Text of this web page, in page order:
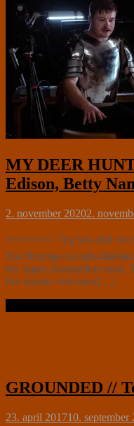
MY DEER
Edison, Betty
2. november 20202.
⭐⭐⭐⭐⭐⭐ ”Jeg har altid
Tue Bierings
der ingen skuespillere
fire danske veteraner[…]
GROUNDED //
23. april 201710. september